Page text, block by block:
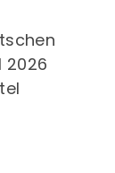
2026